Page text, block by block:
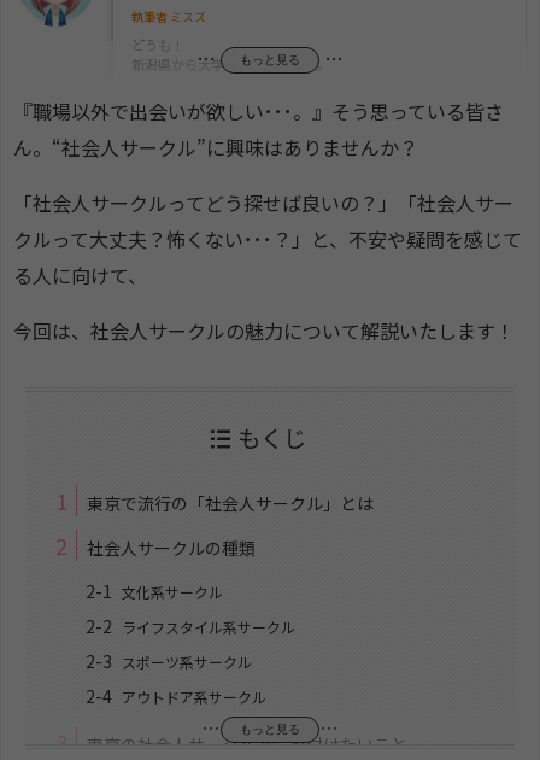
執筆者 ミスズ
どうも！
新潟県から大学進学を機に上京。
ズ”です～！
… もっと見る
…
『職場以外で出会いが欲しい･･･。』そう思っている皆さ
ん。“社会人サークル”に興味はありませんか？
「社会人サークルってどう探せば良いの？」「社会人サー
クルって大丈夫？怖くない･･･？」と、不安や疑問を感じて
る人に向けて、
今回は、社会人サークルの魅力について解説いたします！
もくじ
1 東京で流行の「社会人サークル」とは
2
社会人サークルの種類
2-1
文化系サークル
2-2 ライフスタイル系サークル
2-3 スポーツ系サークル
2-4 アウトドア系サークル
東京の社会人サークルで気を付けたいこと
… もっと見る …